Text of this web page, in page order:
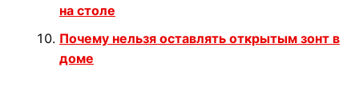
на столе
Почему нельзя оставлять открытым зонт в
доме